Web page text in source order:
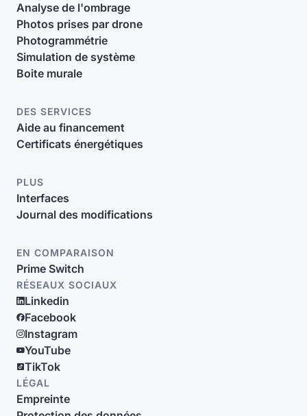
Analyse de l'ombrage
Photos prises par drone
Photogrammétrie
Simulation de système
Boite murale
DES SERVICES
Aide au financement
Certificats énergétiques
PLUS
Interfaces
Journal des modifications
EN COMPARAISON
Prime Switch
RÉSEAUX SOCIAUX
Linkedin
Facebook
Instagram
YouTube
TikTok
LÉGAL
Empreinte